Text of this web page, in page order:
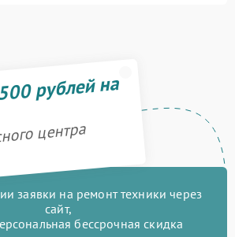
рублей на
центра
заявки на ремонт техники через
сайт,
бессрочная скидка